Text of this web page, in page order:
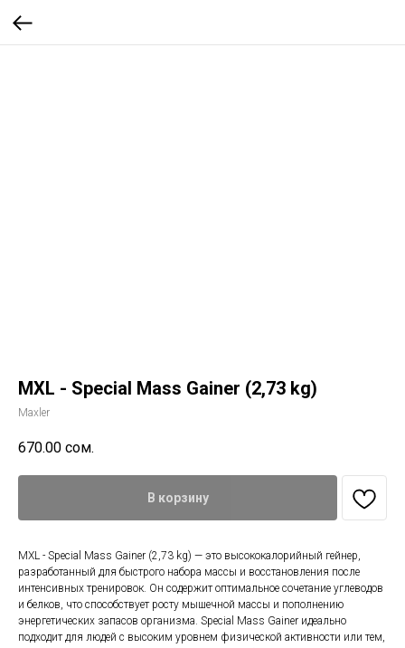
MXL - Special Mass Gainer (2,73 kg)
Maxler
670.00 сом.
В корзину
MXL - Special Mass Gainer (2,73 kg) — это высококалорийный гейнер,
разработанный для быстрого набора массы и восстановления после
интенсивных тренировок. Он содержит оптимальное сочетание углеводов
и белков, что способствует росту мышечной массы и пополнению
энергетических запасов организма. Special Mass Gainer идеально
подходит для людей с высоким уровнем физической активности или тем,